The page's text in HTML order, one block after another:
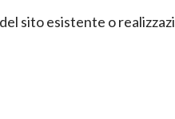
sito esistente o